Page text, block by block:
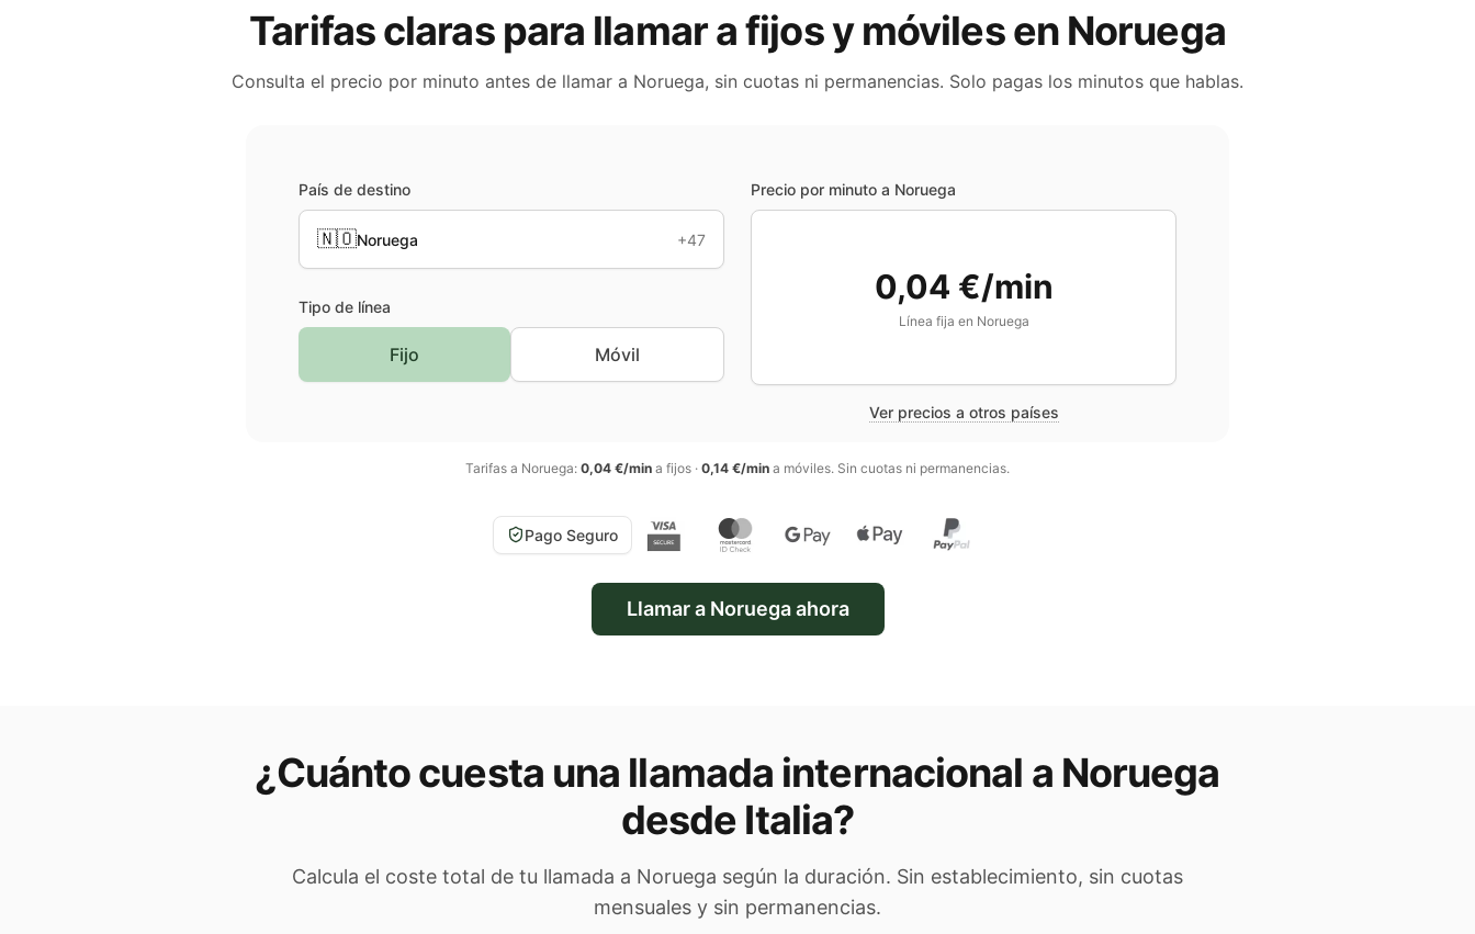
Tarifas claras para llamar a fijos y móviles en Noruega
Consulta el precio por minuto antes de llamar a Noruega, sin cuotas ni permanencias. Solo pagas los minutos que hablas.
País de destino
🇳🇴Noruega +47
Tipo de línea
Fijo Móvil
Precio por minuto a Noruega
0,04 €/min
Línea fija en Noruega
Ver precios a otros países
Tarifas a Noruega: 0,04 €/min a fijos · 0,14 €/min a móviles. Sin cuotas ni permanencias.
Pago Seguro
Llamar a Noruegaahora
¿Cuánto cuesta una llamada internacional a Noruega
desde Italia?
Calcula el coste total de tu llamada a Noruega según la duración. Sin establecimiento, sin cuotas
mensuales y sin permanencias.